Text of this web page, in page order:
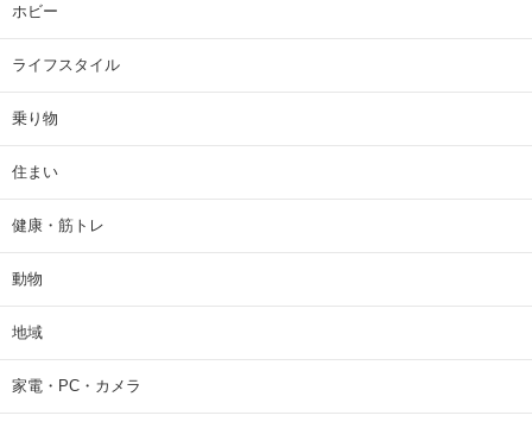
ホビー
ライフスタイル
乗り物
住まい
健康・筋トレ
動物
地域
家電・PC・カメラ